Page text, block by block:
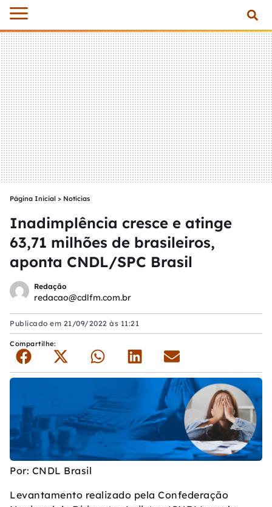
Página Inicial > Notícias
Inadimplência cresce e atinge
63,71 milhões de brasileiros,
aponta CNDL/SPC Brasil
Redação
redacao@cdlfm.com.br
Publicado em 21/09/2022 às 11:21
Compartilhe:
Por: CNDL Brasil
Levantamento realizado pela Confederação